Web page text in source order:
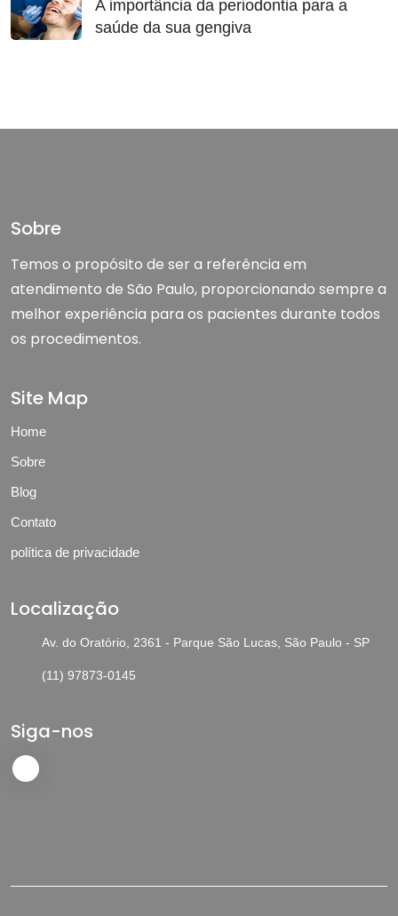
A importância da periodontia para a
saúde da sua gengiva
Sobre
Temos o propósito de ser a referência em
atendimento de São Paulo, proporcionando sempre a
melhor experiência para os pacientes durante todos
os procedimentos.
Site Map
Home
Sobre
Blog
Contato
política de privacidade
Localização
Av. do Oratório, 2361 - Parque São Lucas, São Paulo - SP
(11) 97873-0145
Siga-nos